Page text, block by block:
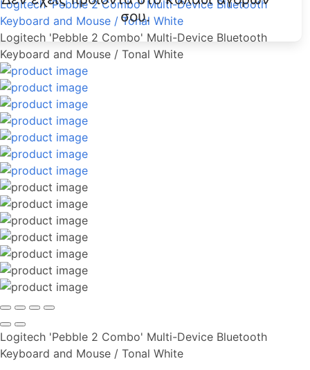
σου.
Logitech 'Pebble 2 Combo' Multi-Device Bluetooth
Keyboard and Mouse / Tonal White
Logitech 'Pebble 2 Combo' Multi-Device Bluetooth
Keyboard and Mouse / Tonal White
Logitech 'Pebble 2 Combo' Multi-Device Bluetooth
Keyboard and Mouse / Tonal White